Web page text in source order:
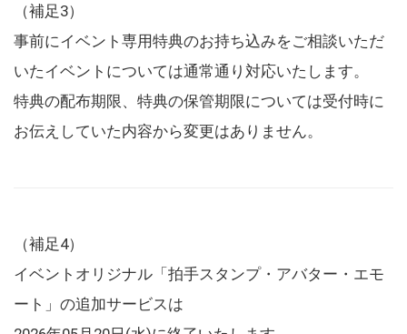
（補足3）
事前にイベント専用特典のお持ち込みをご相談いただ
いたイベントについては通常通り対応いたします。
特典の配布期限、特典の保管期限については受付時に
お伝えしていた内容から変更はありません。
（補足4）
イベントオリジナル「拍手スタンプ・アバター・エモ
ート」の追加サービスは